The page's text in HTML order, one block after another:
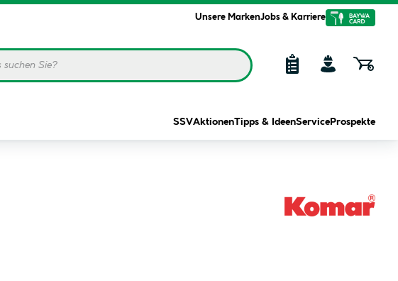
Unsere MarkenJobs & Karriere
SSVAktionenTipps & IdeenService Prospekte